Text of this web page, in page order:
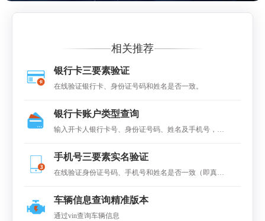
相关推荐
银行卡三要素验证
在线验证银行卡、身份证号码和姓名是否一致。
银行卡账户类型查询
输入开卡人银行卡号、身份证号码、姓名及手机号，查
手机号三要素实名验证
在线验证身份证号码、手机号和姓名是否一致（即真
车辆信息查询精准版本
通过vin查询车辆信息